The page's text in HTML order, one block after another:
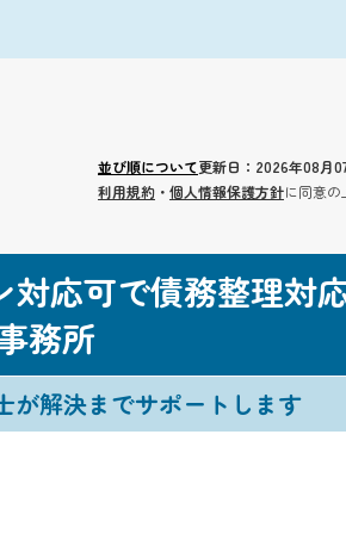
並び順について更新日：2026年08月
利用規約 ・ 個人情報保護方針に同意の
応可で債務整理対
務所
が解決までサポートします